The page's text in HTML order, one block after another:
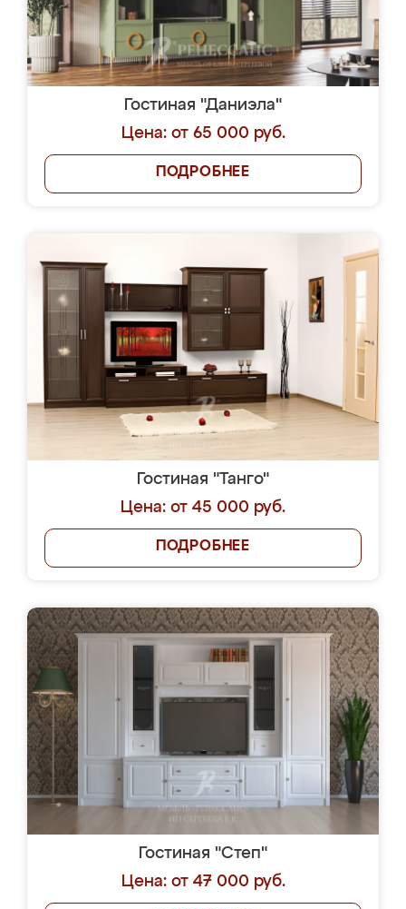
Гостиная "Даниэла"
Цена: от 65 000 руб.
ПОДРОБНЕЕ
Гостиная "Танго"
Цена: от 45 000 руб.
ПОДРОБНЕЕ
Гостиная "Степ"
Цена: от 47 000 руб.